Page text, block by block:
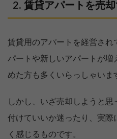
賃貸アパートを売
賃貸用のアパートを経営され
パートや新しいアパートが
めた方も多くいらっしゃいま
しかし、いざ売却しようと
付けていいか迷ったり、実際
く感じるものです。